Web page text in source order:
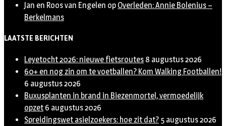
Jan en Roos van Engelen op Overleden: Annie Bolenius –
Berkelmans
LAATSTE BERICHTEN
Leyetocht 2026: nieuwe fietsroutes 8 augustus 2026
60+ en nog zin om te voetballen? Kom Walking Footballen!
6 augustus 2026
Buxusplanten in brand in Biezenmortel, vermoedelijk
opzet 6 augustus 2026
Spreidingswet asielzoekers: hoe zit dat? 5 augustus 2026